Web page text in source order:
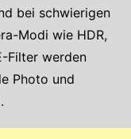
bei schwierigen
Modi wie HDR,
Filter werden
Photo und